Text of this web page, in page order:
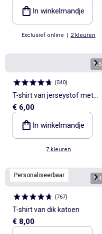
In winkelmandje
Exclusief online | 2 kleuren
1/5
(540)
T-shirt van jerseystof met
korte mouwen
€ 6,00
In winkelmandje
7 kleuren
Personaliseerbaar 1/4
(767)
T-shirt van dik katoen
€ 8,00